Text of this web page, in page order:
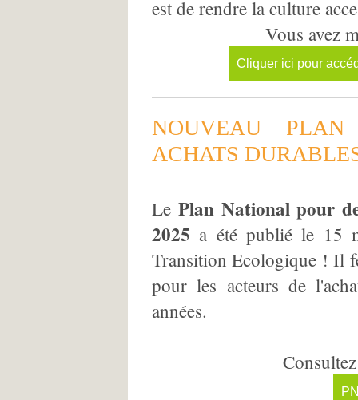
est de rendre la culture
Vous avez
Cliquer ici pour
NOUVEAU
ACHATS
Le Plan National pour
2025 a été publié le 15
Transition Ecologique ! Il
pour les acteurs de
années.